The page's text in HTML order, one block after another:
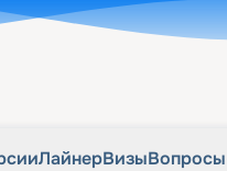
ЛайнерВизы